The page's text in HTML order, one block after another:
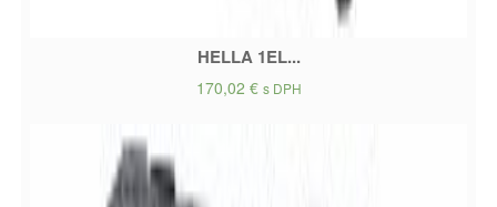
HELLA 1EL...
170,02 € s DPH